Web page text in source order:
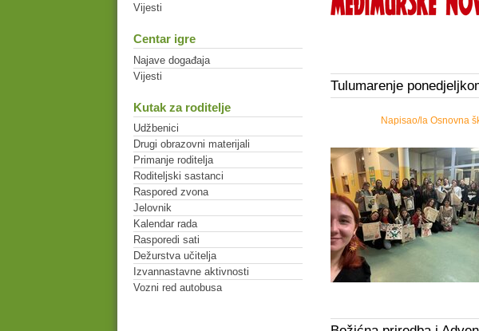
Vijesti
Centar igre
Najave događaja
Vijesti
Kutak za roditelje
Udžbenici
Drugi obrazovni materijali
Primanje roditelja
Roditeljski sastanci
Raspored zvona
Jelovnik
Kalendar rada
Rasporedi sati
Dežurstva učitelja
Izvannastavne aktivnosti
Vozni red autobusa
Tulumarenje
Napisao/la Osnovna